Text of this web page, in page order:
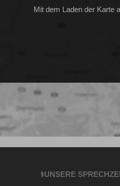
Mit dem Laden der Karte
⚕️UNSERE